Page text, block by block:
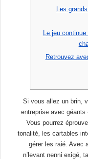
Les
Le jeu
Retrouvez
Si vous allez un brin,
entreprise avec géants
Vous pourrez
tonalité, les cartables
gérer les raié. Avec
n’levant nenni exigé,